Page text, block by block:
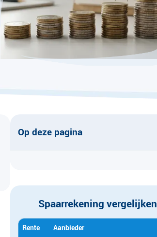
Op deze pagina
Spaarrekening vergelijken
Rente Aanbieder